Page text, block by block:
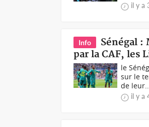
il y a
Info
Sénégal :
par la CAF, les
le
sur le
de
il y a